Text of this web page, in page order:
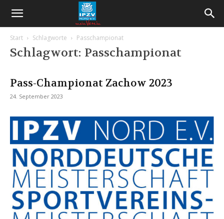
Start Schlagworte Passchampionat
Schlagwort: Passchampionat
Pass-Championat Zachow 2023
24. September 2023